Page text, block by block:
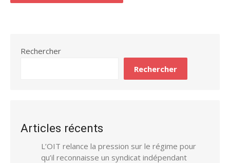
Rechercher
Rechercher
Articles récents
L’OIT relance la pression sur le régime pour
qu’il reconnaisse un syndicat indépendant